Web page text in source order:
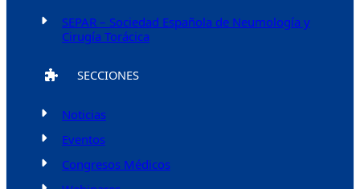
SEPAR – Sociedad Española de Neumología y
Cirugía Torácica
SECCIONES
Noticias
Eventos
Congresos Médicos